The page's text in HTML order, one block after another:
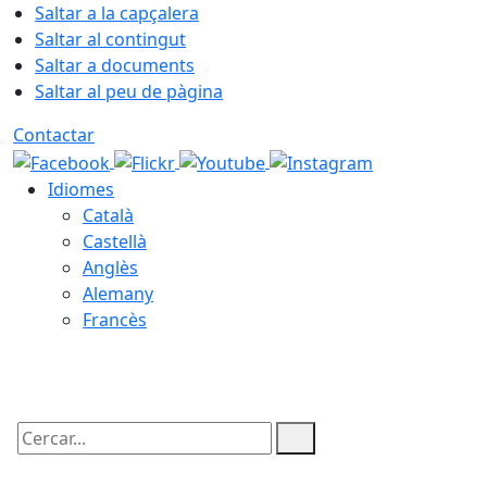
Saltar a la capçalera
Saltar al contingut
Saltar a documents
Saltar al peu de pàgina
Contactar
Idiomes
Català
Castellà
Anglès
Alemany
Francès
Cercar: